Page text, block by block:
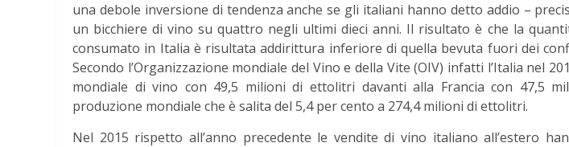
una debole inversione di tendenza anche se gli italiani hanno detto addio –
un bicchiere di vino su quattro negli ultimi dieci anni. Il risultato è che la
consumato in Italia è risultata addirittura inferiore di quella bevuta fuori dei
Secondo l’Organizzazione mondiale del Vino e della Vite (OIV) infatti l’Italia nel
mondiale di vino con 49,5 milioni di ettolitri davanti alla Francia con 47,5
produzione mondiale che è salita del 5,4 per cento a 274,4 milioni di ettolitri.
Nel 2015 rispetto all’anno precedente le vendite di vino italiano all’estero